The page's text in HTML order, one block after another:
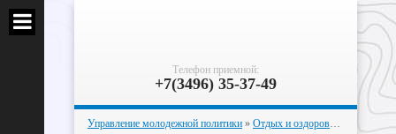
Телефон приемной:
+7(3496) 35-37-49
Управление молодежной политики » Отдых и оздоровление